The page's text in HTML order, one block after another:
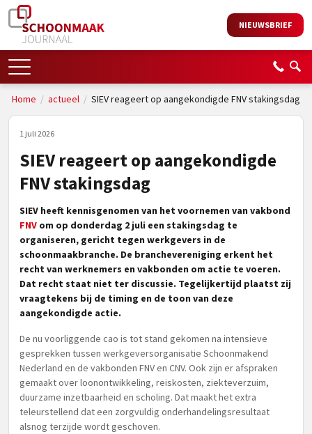
NIEUWSBRIEF
Home / actueel / SIEV reageert op aangekondigde FNV stakingsdag
1 juli 2026
SIEV reageert op aangekondigde
FNV stakingsdag
SIEV heeft kennisgenomen van het voornemen van vakbond
FNV om op donderdag 2 juli een stakingsdag te
organiseren, gericht tegen werkgevers in de
schoonmaakbranche. De branchevereniging erkent het
recht van werknemers en vakbonden om actie te voeren.
Dat recht staat niet ter discussie. Tegelijkertijd plaatst zij
vraagtekens bij de timing en de toon van deze
aangekondigde actie.
De nu voorliggende cao is tot stand gekomen na intensieve
gesprekken tussen werkgeversorganisatie Schoonmakend
Nederland en de vakbonden FNV en CNV. Ook zijn er afspraken
gemaakt over loonontwikkeling, reiskosten, ziekteverzuim,
duurzame inzetbaarheid en scholing. Dat maakt het extra
teleurstellend dat een zorgvuldig onderhandelingsresultaat
alsnog terzijde wordt geschoven.